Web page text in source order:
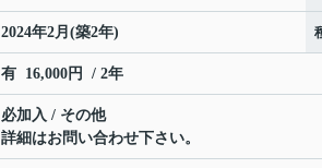
2024年2月(築2年)
有 16,000円 / 2年
必加入 / その他
詳細はお問い合わせ下さい。